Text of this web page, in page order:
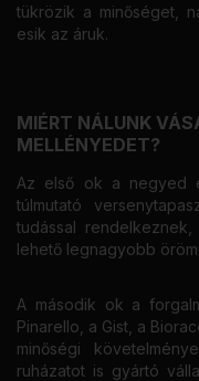
tükrözik a minőséget,
esik az áruk.
MIÉRT NÁLUNK
MELLÉNYEDET?
Az első ok a negyed
túlmutató
tudással
lehető legnagyobb
A második ok a
Pinarello, a Gist, a
minőségi
ruházatot is gyártó